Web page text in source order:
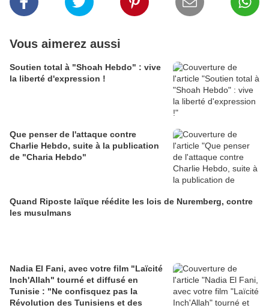
Vous aimerez aussi
Soutien total à "Shoah Hebdo" : vive
la liberté d'expression !
Que penser de l'attaque contre
Charlie Hebdo, suite à la publication
de "Charia Hebdo"
Quand Riposte laïque réédite les lois de Nuremberg, contre
les musulmans
Nadia El Fani, avec votre film "Laïcité
Inch'Allah" tourné et diffusé en
Tunisie : "Ne confisquez pas la
Révolution des Tunisiens et des